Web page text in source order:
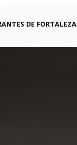
DE FORTALEZA